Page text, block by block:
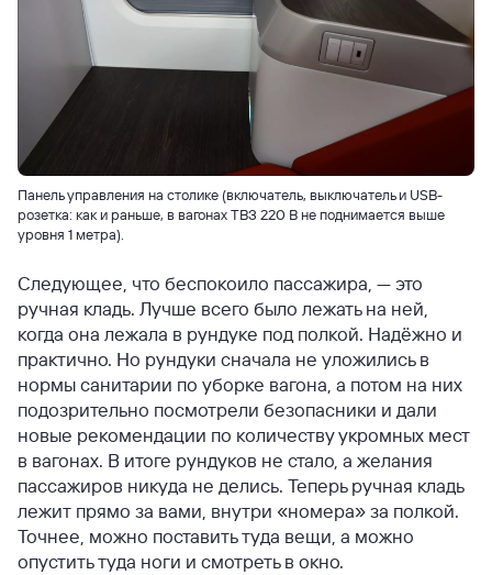
Панель управления на столике (включатель, выключатель и USB-
розетка: как и раньше, в вагонах ТВЗ 220 В не поднимается выше
уровня 1 метра).
Следующее, что беспокоило пассажира, — это
ручная кладь. Лучше всего было лежать на ней,
когда она лежала в рундуке под полкой. Надёжно и
практично. Но рундуки сначала не уложились в
нормы санитарии по уборке вагона, а потом на них
подозрительно посмотрели безопасники и дали
новые рекомендации по количеству укромных мест
в вагонах. В итоге рундуков не стало, а желания
пассажиров никуда не делись. Теперь ручная кладь
лежит прямо за вами, внутри «номера» за полкой.
Точнее, можно поставить туда вещи, а можно
опустить туда ноги и смотреть в окно.